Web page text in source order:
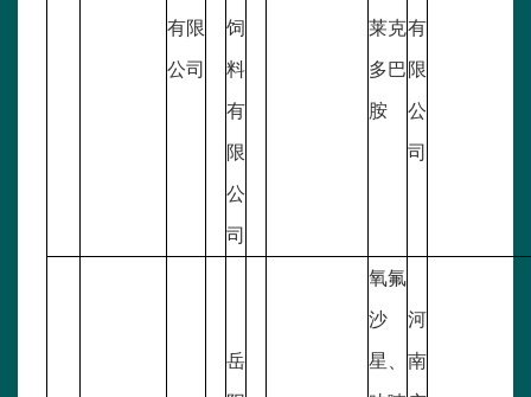
有限
公司
饲
料
有
限
公
司
莱克
多巴
胺
有
限
公
司
岳
氧氟
沙
星、
河
南